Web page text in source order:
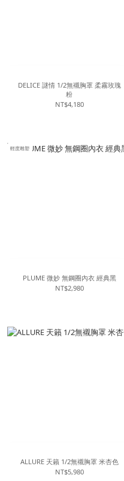
DELICE 謎情 1/2無襯胸罩 柔霧玫瑰
粉
NT$4,180
輕度雕塑
PLUME 微妙 無鋼圈內衣 經典黑
NT$2,980
ALLURE 天籟 1/2無襯胸罩 米杏色
NT$5,980